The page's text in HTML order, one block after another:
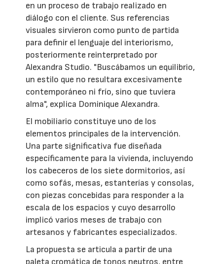
en un proceso de trabajo realizado en
diálogo con el cliente. Sus referencias
visuales sirvieron como punto de partida
para definir el lenguaje del interiorismo,
posteriormente reinterpretado por
Alexandra Studio. "Buscábamos un equilibrio,
un estilo que no resultara excesivamente
contemporáneo ni frío, sino que tuviera
alma", explica Dominique Alexandra.
El mobiliario constituye uno de los
elementos principales de la intervención.
Una parte significativa fue diseñada
específicamente para la vivienda, incluyendo
los cabeceros de los siete dormitorios, así
como sofás, mesas, estanterías y consolas,
con piezas concebidas para responder a la
escala de los espacios y cuyo desarrollo
implicó varios meses de trabajo con
artesanos y fabricantes especializados.
La propuesta se articula a partir de una
paleta cromática de tonos neutros, entre